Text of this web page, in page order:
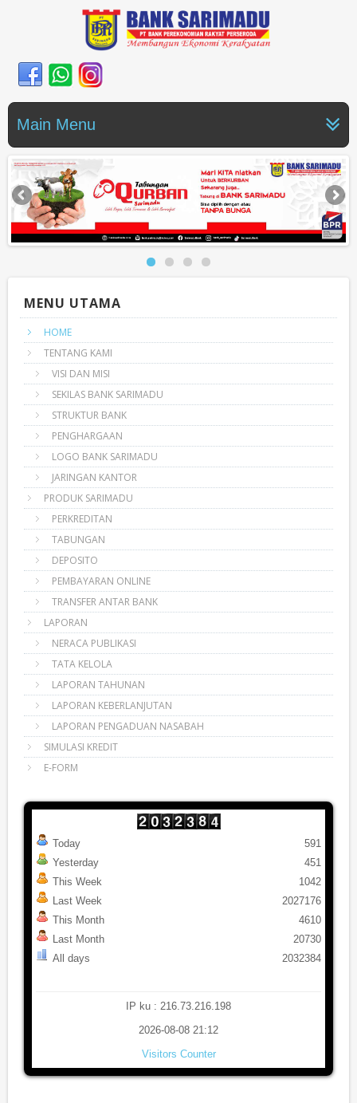
Main Menu
MENU UTAMA
HOME
TENTANG KAMI
VISI DAN MISI
SEKILAS BANK SARIMADU
STRUKTUR BANK
PENGHARGAAN
LOGO BANK SARIMADU
JARINGAN KANTOR
PRODUK SARIMADU
PERKREDITAN
TABUNGAN
DEPOSITO
PEMBAYARAN ONLINE
TRANSFER ANTAR BANK
LAPORAN
NERACA PUBLIKASI
TATA KELOLA
LAPORAN TAHUNAN
LAPORAN KEBERLANJUTAN
LAPORAN PENGADUAN NASABAH
SIMULASI KREDIT
E-FORM
Today
Yesterday
This Week
Last Week
This Month
Last Month
All days
591
451
1042
2027176
4610
20730
2032384
IP ku : 216.73.216.198
2026-08-08 21:12
Visitors Counter